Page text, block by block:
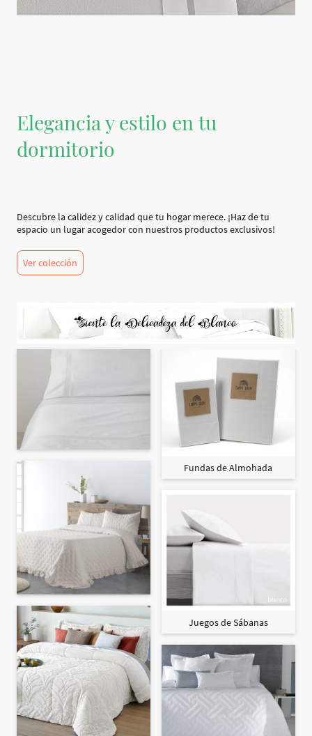
Elegancia y estilo en tu
dormitorio
Descubre la calidez y calidad que tu hogar merece. ¡Haz de tu
espacio un lugar acogedor con nuestros productos exclusivos!
Ver colección
Fundas de Almohada
Juegos de Sábanas